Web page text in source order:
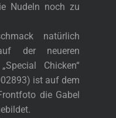
Nudeln noch zu
natürlich
der neueren
Chicken“
ist auf dem
die Gabel